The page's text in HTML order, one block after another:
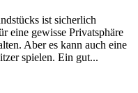
ist sicherlich
eine gewisse Privatsphäre
Aber es kann auch eine
spielen. Ein gut...